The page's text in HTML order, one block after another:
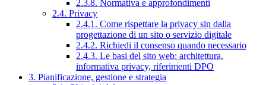
2.3.8. Normativa e approfondimenti
2.4. Privacy
2.4.1. Come rispettare la privacy sin dalla
progettazione di un sito o servizio digitale
2.4.2. Richiedi il consenso quando necessario
2.4.3. Le basi del sito web: architettura,
informativa privacy, riferimenti DPO
3. Pianificazione, gestione e strategia